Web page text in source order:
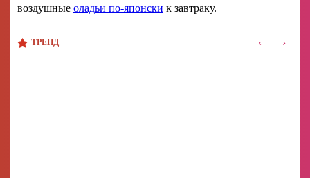
воздушные оладьи по-японски к завтраку.
ТРЕНД ‹ ›